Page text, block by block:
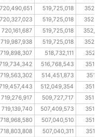
720,490,651 519,725,018
720,327,023 519,725,018
720,161,687 519,725,018
719,987,938 519,725,018
719,898,307 518,732,111
516,768,543
719,563,302 514,451,873
512,049,354
719,276,917 509,727,717
719,139,740 507,409,573
718,968,580 507,040,510
718,803,808 507,040,311